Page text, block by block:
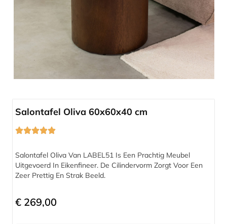
Salontafel Oliva 60x60x40 cm
Salontafel Oliva Van LABEL51 Is Een Prachtig Meubel
Uitgevoerd In Eikenfineer. De Cilindervorm Zorgt Voor Een
Zeer Prettig En Strak Beeld.
€ 269,00